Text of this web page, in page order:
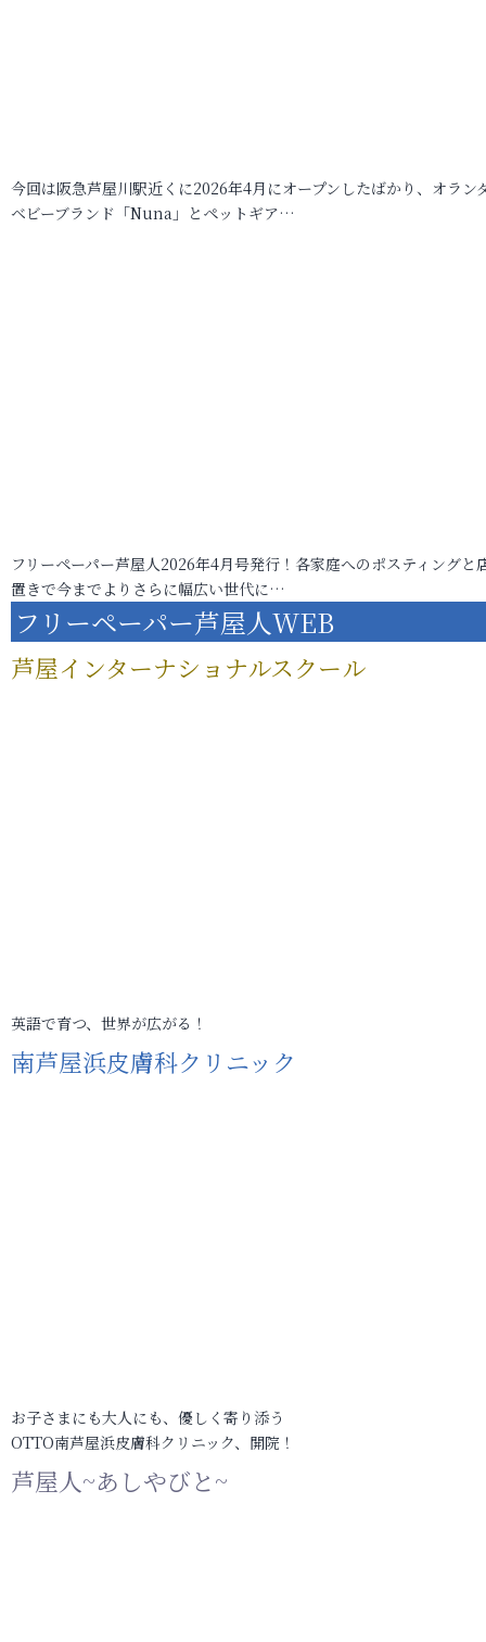
今回は阪急芦屋川駅近くに2026年4月にオープンしたばかり、オラン
ベビーブランド「Nuna」とペットギア…
フリーペーパー芦屋人2026年4月号発行！各家庭へのポスティングと
置きで今までよりさらに幅広い世代に…
フリーペーパー芦屋人WEB
芦屋インターナショナルスクール
英語で育つ、世界が広がる！
南芦屋浜皮膚科クリニック
お子さまにも大人にも、優しく寄り添う
OTTO南芦屋浜皮膚科クリニック、開院！
芦屋人~あしやびと~